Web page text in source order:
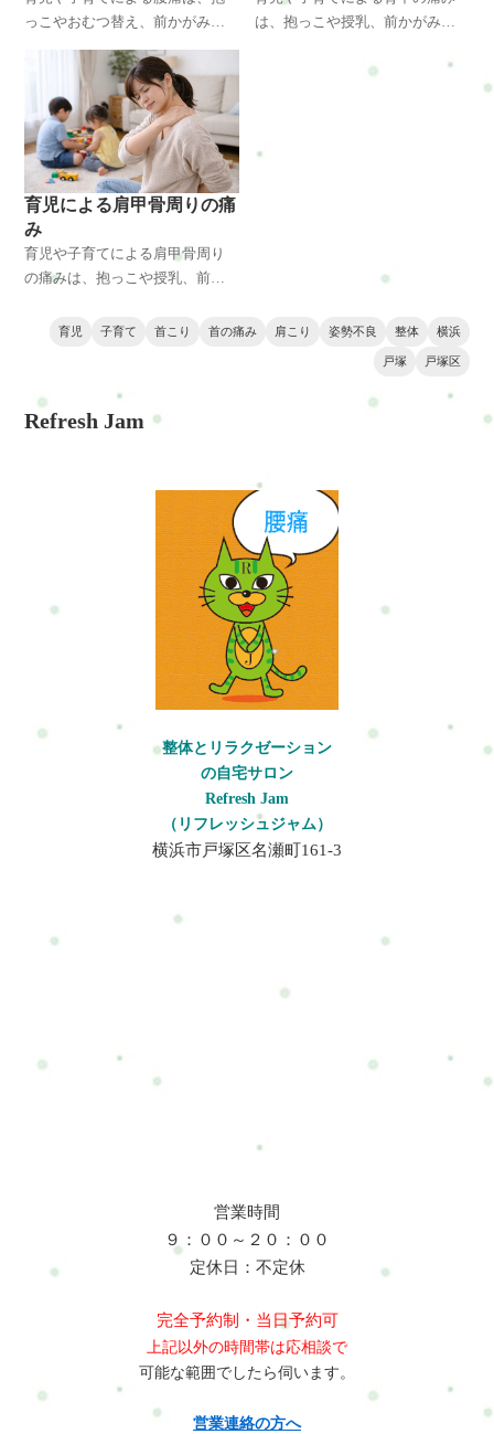
っこやおむつ替え、前かがみ姿
ることで起こりやすくなりま
す。特に赤ちゃんを持ち上げる
動作や中腰姿勢は腰痛の原因に
なります。横浜・戸塚・戸塚区
で育児中の腰痛に悩む方にも役
立つ原因と改善方法を整体の視
点から解説します。
は、抱っこや授乳、前かがみ姿
担がかかることで起こりやすく
育児による肩甲骨周りの痛
み
育児や子育てによる肩甲骨周り
の痛みは、抱っこや授乳、前か
りやすくなります。肩甲骨周辺
がることもあります。横浜・戸
塚・戸塚区で育児中の肩甲骨周
育児 子育て 首こり 首の痛み 肩こり 姿勢不良 整体 横浜
戸塚 戸塚区
Refresh Jam
整体とリラクゼーション
の自宅サロン
Refresh Jam
（リフレッシュジャム）
横浜市戸塚区名瀬町161-3
営業時間
９：００～２０：００
定休日：不定休
完全予約制・当日予約可
上記以外の時間帯は応相談で
可能な範囲でしたら伺います。
営業連絡の方へ